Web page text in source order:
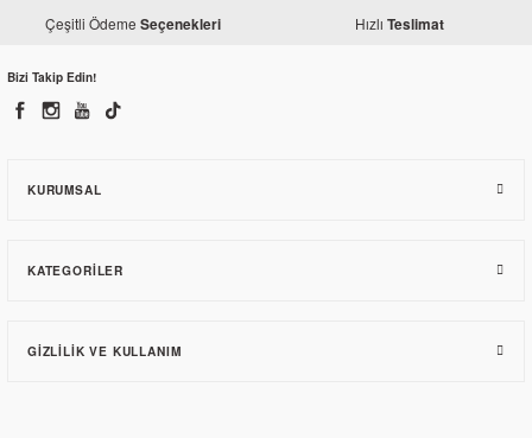
Çeşitli Ödeme Seçenekleri Hızlı Teslimat
Bizi Takip Edin!
KURUMSAL
KATEGORILER
GIZLILIK VE KULLANIM